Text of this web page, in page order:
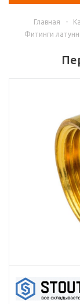
Главная -
Фитинги